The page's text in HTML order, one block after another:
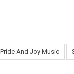
Pride And Joy Music